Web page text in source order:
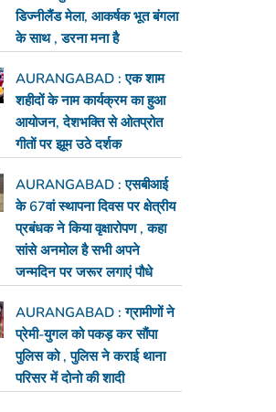
डिज्नीलैंड मेला, आकर्षक भूत बंगला
के साथ , डरना मना है
AURANGABAD : एक शाम
शहीदों के नाम कार्यक्रम का हुआ
आयोजन, देशभक्ति से ओतप्रोत
गीतों पर झूम उठे दर्शक
AURANGABAD : एसबीआई
के 67वां स्थापना दिवस पर क्षेत्रीय
प्रबंधक ने किया वृक्षारोपण , कहा
सांसे अनमोल है सभी अपने
जन्मदिन पर जरूर लगाएं पौधे
AURANGABAD : ग्रामीणों ने
प्रेमी-युगल को पकड़ कर सौंपा
पुलिस को , पुलिस ने कराई थाना
परिसर में दोनो की शादी